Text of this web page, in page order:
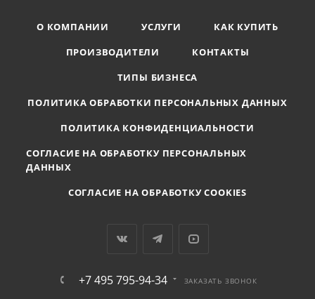
О КОМПАНИИ УСЛУГИ
КАК КУПИТЬ
ПРОИЗВОДИТЕЛИ
КОНТАКТЫ
ТИПЫ БИЗНЕСА
ПОЛИТИКА ОБРАБОТКИ ПЕРСОНАЛЬНЫХ ДАННЫХ
ПОЛИТИКА КОНФИДЕНЦИАЛЬНОСТИ
СОГЛАСИЕ НА ОБРАБОТКУ ПЕРСОНАЛЬНЫХ
ДАННЫХ
СОГЛАСИЕ НА ОБРАБОТКУ COOKIES
+7 495 795-94-34 ЗАКАЗАТЬ ЗВОНОК